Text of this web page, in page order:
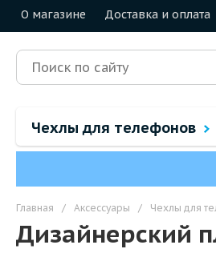
О магазине Доставка и оплата
Чехлы для телефонов
Главная / Аксессуары / Чехлы для
Дизайнерский